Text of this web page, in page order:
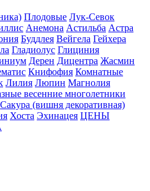
Плодовые Лук-Севок
Анемона Астильба Астра
Буддлея Вейгела Гейхера
Гладиолус Глициния
Дерен Дицентра Жасмин
Книфофия Комнатные
Лилия Люпин Магнолия
весенние многолетники
Сакура (вишня декоративная)
Хоста Эхинацея ЦЕНЫ